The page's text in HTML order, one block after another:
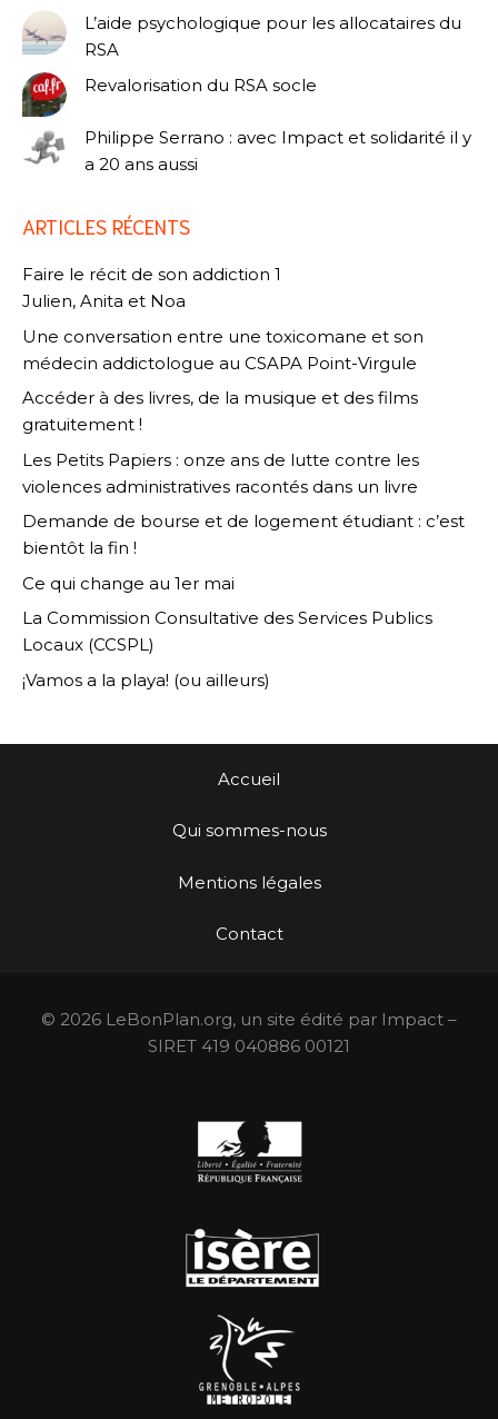
L’aide psychologique pour les allocataires du
RSA
Revalorisation du RSA socle
Philippe Serrano : avec Impact et solidarité il y
a 20 ans aussi
ARTICLES RÉCENTS
Faire le récit de son addiction 1
Julien, Anita et Noa
Une conversation entre une toxicomane et son
médecin addictologue au CSAPA Point-Virgule
Accéder à des livres, de la musique et des films
gratuitement !
Les Petits Papiers : onze ans de lutte contre les
violences administratives racontés dans un livre
Demande de bourse et de logement étudiant : c’est
bientôt la fin !
Ce qui change au 1er mai
La Commission Consultative des Services Publics
Locaux (CCSPL)
¡Vamos a la playa! (ou ailleurs)
Accueil
Qui sommes-nous
Mentions légales
Contact
© 2026 LeBonPlan.org, un site édité par Impact –
SIRET 419 040886 00121